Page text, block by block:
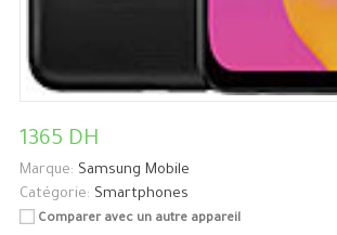
1365 DH
Marque: Samsung Mobile
Catégorie: Smartphones
Comparer avec un autre appareil